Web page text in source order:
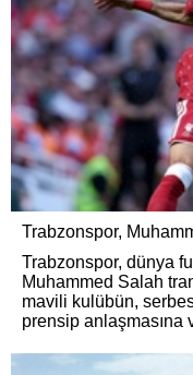
Trabzonspor,
Trabzonspor, dünya
Muhammed Salah
mavili kulübün,
prensip anlaşmasına